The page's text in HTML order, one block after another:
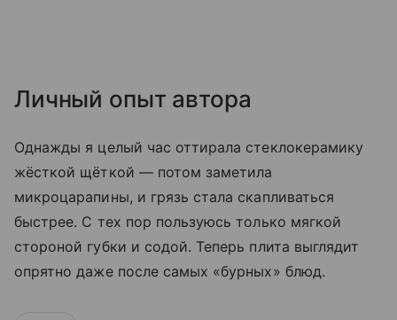
Личный опыт автора
Однажды я целый час оттирала стеклокерамику
жёсткой щёткой — потом заметила
микроцарапины, и грязь стала скапливаться
быстрее. С тех пор пользуюсь только мягкой
стороной губки и содой. Теперь плита выглядит
опрятно даже после самых «бурных» блюд.